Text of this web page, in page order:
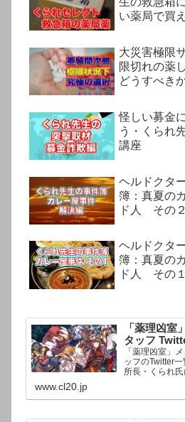
い薬局で買
大災害極限
限切れの薬
どうすべき
怪しい募金
う・くられ
講座
ヘルドクタ
簿：真夏の
ド人 その２
ヘルドクタ
簿：真夏の
ド人 その１
「薬理凶室
タッフ
「薬理凶室」
ッフのTwitter
所長・くられ
バーの一言紹
リンクの下に
を押すとその
www.cl20.jp